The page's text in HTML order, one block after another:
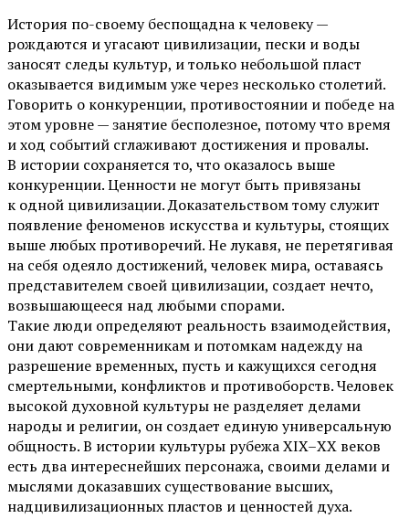
История по-своему беспощадна к человеку —
рождаются и угасают цивилизации, пески и воды
заносят следы культур, и только небольшой пласт
оказывается видимым уже через несколько столетий.
Говорить о конкуренции, противостоянии и победе на
этом уровне — занятие бесполезное, потому что время
и ход событий сглаживают достижения и провалы.
В истории сохраняется то, что оказалось выше
конкуренции. Ценности не могут быть привязаны
к одной цивилизации. Доказательством тому служит
появление феноменов искусства и культуры, стоящих
выше любых противоречий. Не лукавя, не перетягивая
на себя одеяло достижений, человек мира, оставаясь
представителем своей цивилизации, создает нечто,
возвышающееся над любыми спорами.
Такие люди определяют реальность взаимодействия,
они дают современникам и потомкам надежду на
разрешение временных, пусть и кажущихся сегодня
смертельными, конфликтов и противоборств. Человек
высокой духовной культуры не разделяет делами
народы и религии, он создает единую универсальную
общность. В истории культуры рубежа XIX–ХХ веков
есть два интереснейших персонажа, своими делами и
мыслями доказавших существование высших,
надцивилизационных пластов и ценностей духа.